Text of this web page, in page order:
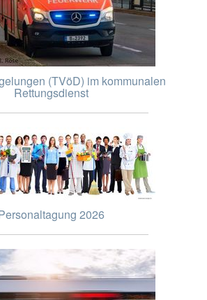
(TVöD) im kommunalen
Rettungsdienst
2026